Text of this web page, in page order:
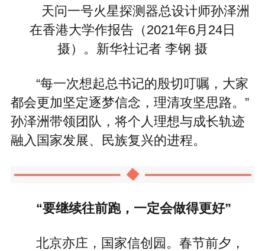
天问一号火星探测器总设计师孙泽洲
在香港大学作报告（2021年6月24日
摄）。新华社记者 李钢 摄
“每一次想起总书记的殷切叮嘱，大家
都会更加坚定逐梦信念，理清攻坚思路。”
孙泽洲带领团队，将个人理想与成长轨迹
融入国家发展、民族复兴的进程。
“要继续往前跑，一定会做得更好”
北京亦庄，国家信创园。春节前夕，